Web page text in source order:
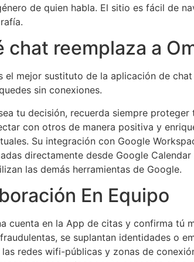
de quien habla. El sitio es fácil de
chat reemplaza a
el mejor sustituto de la aplicación de
sin conexiones.
tu decisión, recuerda siempre
con otros de manera positiva y
Su integración con Google
directamente desde Google
las demás herramientas de Google.
En Equipo
cuenta en la App de citas y confirma tú
se suplantan identidades o
redes wifi-públicas y zonas de